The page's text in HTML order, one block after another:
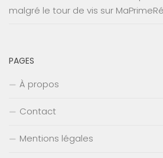
malgré le tour de vis sur
PAGES
À propos
Contact
Mentions légales